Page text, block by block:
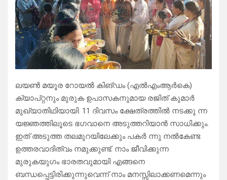
ലയൺ മയൂര റോയൽ കിങ്‌ഡം (എൽഎംആർകെ)
ക്യാപ്റ്റനും മുരുക ഉപാസകനുമായ രജിത് കുമാർ
മുഖ്യാതിഥിയായി. 11 ദിവസം ക്ഷേത്രത്തിൽ നടക്കു ന്ന
യജ്ഞത്തിലൂടെ ഭഗവാനെ അടുത്തറിയാൻ സാധിക്കും.
ഇത് അടുത്ത തലമുറയിലേക്കും പകർ ന്നു നൽകേണ്ട
ഉത്തരവാദിത്വം നമുക്കുണ്ട്. നാം ജീവിക്കുന്ന
മുരുകയുഗം ഭാരതവുമായി എങ്ങനെ
ബന്ധപ്പെട്ടിരിക്കുന്നുവെന്ന് നാം മനസ്സിലാക്കണമെന്നും